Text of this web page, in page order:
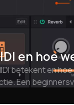
en hoe
betekent en
Een